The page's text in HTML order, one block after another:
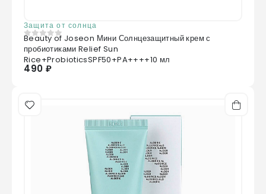
Защита от солнца
0 из 5
Beauty of Joseon Мини Солнцезащитный крем с
пробиотиками Relief Sun
Rice+ProbioticsSPF50+PA++++10 мл
490 ₽